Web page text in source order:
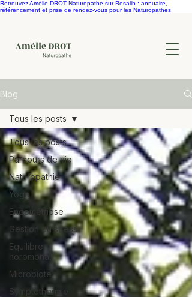
Retrouvez Amélie DROT Naturopathe sur Resalib : annuaire,
référencement et prise de rendez-vous pour les Naturopathes
Blog
Tous les posts
Parcours de vie
Naturopathie
Yoga
Endométriose
Gestion du stress
Equilibre
horomonal
Microbiote
Symptothermie
Tous les posts